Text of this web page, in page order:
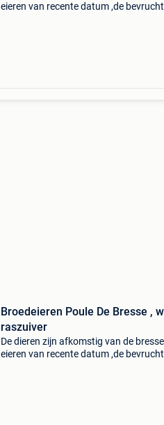
eieren van recente datum ,de
Broedeieren Poule De Bresse , witte kleur ,
raszuiver
De dieren zijn afkomstig van de
eieren van recente datum ,de